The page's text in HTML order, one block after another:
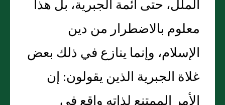
الملل، حتى أئمة الجبرية، بل هذا
معلوم بالاضطرار من دين
الإسلام، وإنما ينازع في ذلك بعض
غلاة الجبرية الذين يقولون‏:‏ إن